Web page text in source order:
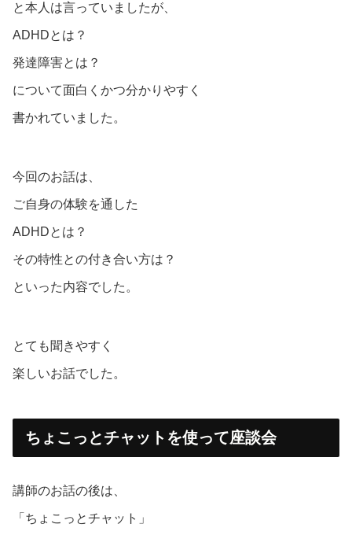
と本人は言っていましたが、
ADHDとは？
発達障害とは？
について面白くかつ分かりやすく
書かれていました。
今回のお話は、
ご自身の体験を通した
ADHDとは？
その特性との付き合い方は？
といった内容でした。
とても聞きやすく
楽しいお話でした。
ちょこっとチャットを使って座談会
講師のお話の後は、
「ちょこっとチャット」